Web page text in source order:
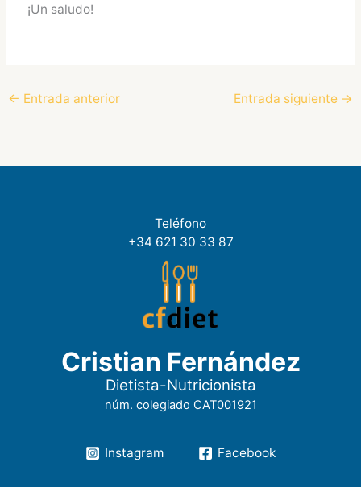
¡Un saludo!
← Entrada anterior Entrada siguiente →
Teléfono
+34 621 30 33 87
Cristian Fernández
Dietista-Nutricionista
núm. colegiado CAT001921
Instagram Facebook